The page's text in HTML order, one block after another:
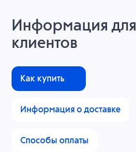
Информация для
клиентов
Как купить
Информация о доставке
Способы оплаты